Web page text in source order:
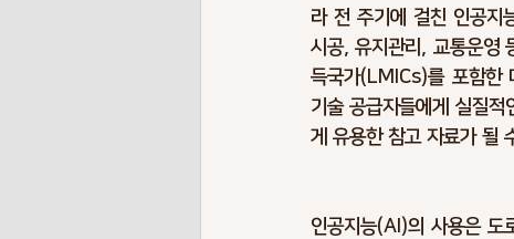
라 전 주기에 걸친 인공지
시공, 유지관리, 교통운영
득국가(LMICs)를 포함한
기술 공급자들에게 실질
게 유용한 참고 자료가 될
인공지능(AI)의 사용은 도